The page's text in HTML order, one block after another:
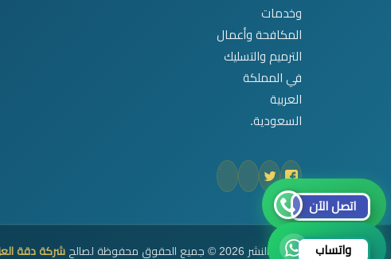
وخدمات
المكافحة وأعمال
الترميم والتسليك
في المملكة
العربية
السعودية.
حقوق النشر 2026 © جميع الحقوق محفوظة لصالح شركة دقة
اتصل الآن
واتساب